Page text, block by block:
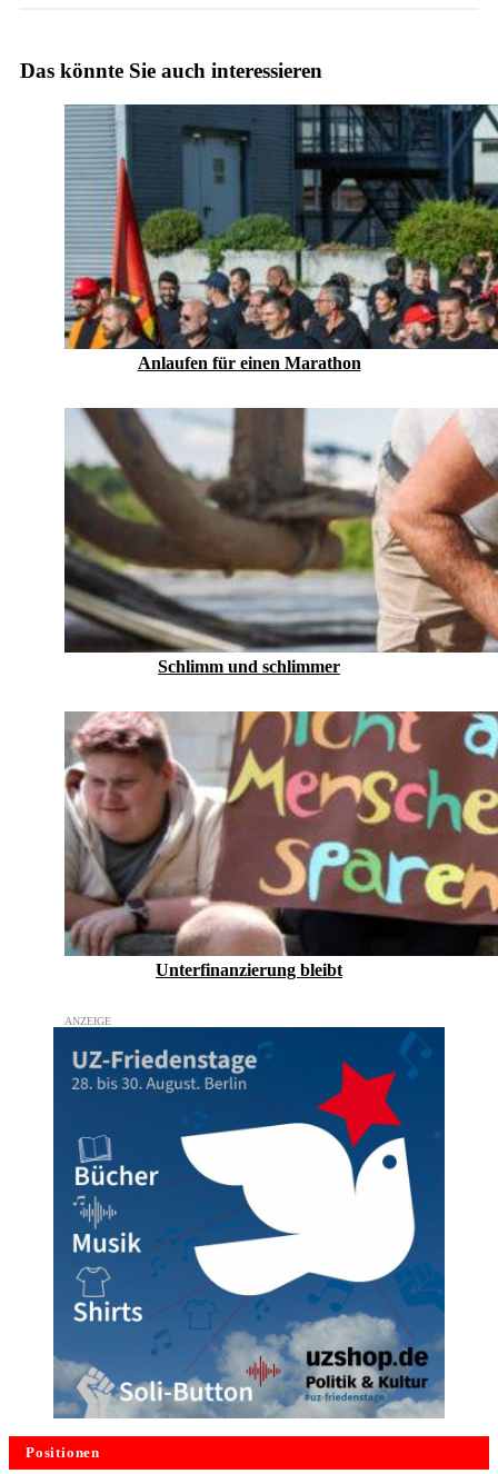
Das könnte Sie auch interessieren
Anlaufen für einen Marathon
Schlimm und schlimmer
Unterfinanzierung bleibt
Positionen